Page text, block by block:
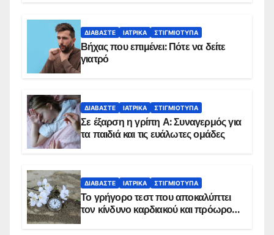
ΔΙΑΒΆΣΤΕ ΙΑΤΡΙΚΆ ΣΤΙΓΜΙΌΤΥΠΑ
Βήχας που επιμένει: Πότε να δείτε
γιατρό
ΔΙΑΒΆΣΤΕ ΙΑΤΡΙΚΆ ΣΤΙΓΜΙΌΤΥΠΑ
Σε έξαρση η γρίπη Α: Συναγερμός για
τα παιδιά και τις ευάλωτες ομάδες
ΔΙΑΒΆΣΤΕ ΙΑΤΡΙΚΆ ΣΤΙΓΜΙΌΤΥΠΑ
Το γρήγορο τεστ που αποκαλύπτει
τον κίνδυνο καρδιακού και πρόωρου